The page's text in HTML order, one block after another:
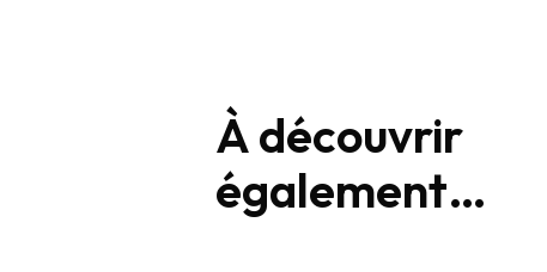
À découvrir
également…